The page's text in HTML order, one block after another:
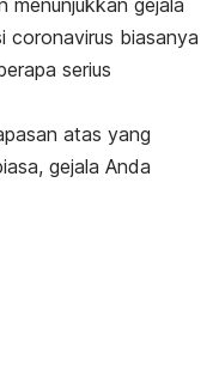
menunjukkan gejala
coronavirus biasanya
serius
atas yang
gejala Anda